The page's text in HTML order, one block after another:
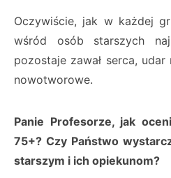
Oczywiście, jak w każdej
wśród osób starszych
pozostaje zawał serca,
nowotworowe.
Panie Profesorze, jak
75+? Czy Państwo
starszym i ich opiekunom?